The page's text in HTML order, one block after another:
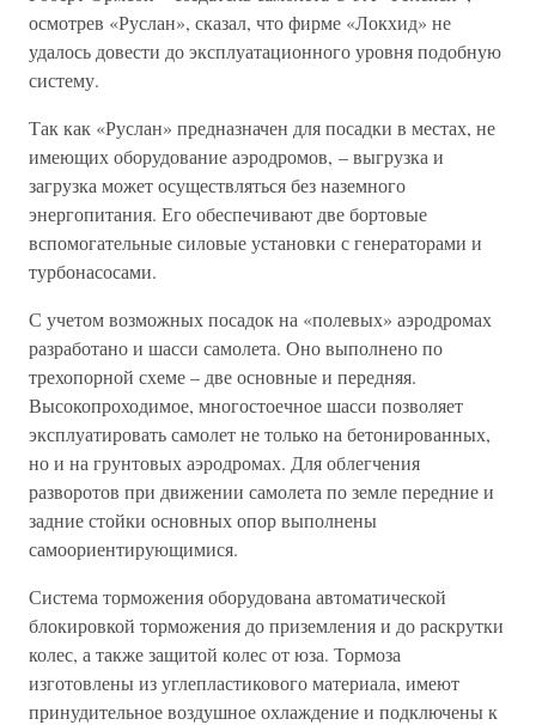
осмотрев «Руслан», сказал, что фирме «Локхид» не
удалось довести до эксплуатационного уровня подобную
систему.
Так как «Руслан» предназначен для посадки в местах, не
имеющих оборудование аэродромов, – выгрузка и
загрузка может осуществляться без наземного
энергопитания. Его обеспечивают две бортовые
вспомогательные силовые установки с генераторами и
турбонасосами.
С учетом возможных посадок на «полевых» аэродромах
разработано и шасси самолета. Оно выполнено по
трехопорной схеме – две основные и передняя.
Высокопроходимое, многостоечное шасси позволяет
эксплуатировать самолет не только на бетонированных,
но и на грунтовых аэродромах. Для облегчения
разворотов при движении самолета по земле передние и
задние стойки основных опор выполнены
самоориентирующимися.
Система торможения оборудована автоматической
блокировкой торможения до приземления и до раскрутки
колес, а также защитой колес от юза. Тормоза
изготовлены из углепластикового материала, имеют
принудительное воздушное охлаждение и подключены к